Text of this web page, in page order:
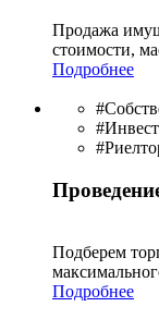
Продажа
стоимости,
Подробнее
Подберем
Подробнее